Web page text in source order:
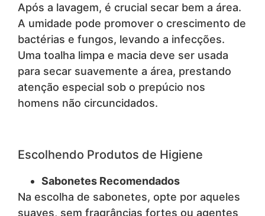
Após a lavagem, é crucial secar bem a área.
A umidade pode promover o crescimento de
bactérias e fungos, levando a infecções.
Uma toalha limpa e macia deve ser usada
para secar suavemente a área, prestando
atenção especial sob o prepúcio nos
homens não circuncidados.
Escolhendo Produtos de Higiene
Sabonetes Recomendados
Na escolha de sabonetes, opte por aqueles
suaves, sem fragrâncias fortes ou agentes